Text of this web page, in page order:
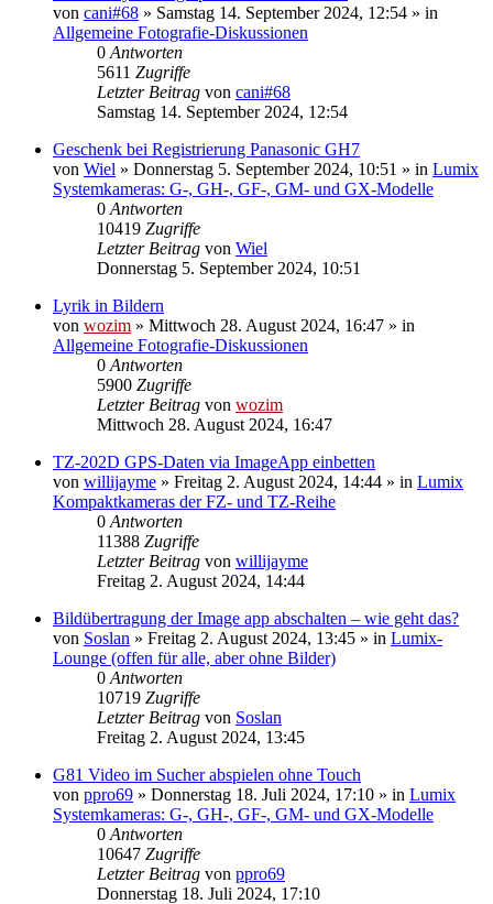
von cani#68 » Samstag 14. September 2024, 12:54 » in
Allgemeine Fotografie-Diskussionen
0 Antworten
5611 Zugriffe
Letzter Beitrag von cani#68
Samstag 14. September 2024, 12:54
Geschenk bei Registrierung Panasonic GH7
von Wiel » Donnerstag 5. September 2024, 10:51 » in Lumix
Systemkameras: G-, GH-, GF-, GM- und GX-Modelle
0 Antworten
10419 Zugriffe
Letzter Beitrag von Wiel
Donnerstag 5. September 2024, 10:51
Lyrik in Bildern
von wozim » Mittwoch 28. August 2024, 16:47 » in
Allgemeine Fotografie-Diskussionen
0 Antworten
5900 Zugriffe
Letzter Beitrag von wozim
Mittwoch 28. August 2024, 16:47
TZ-202D GPS-Daten via ImageApp einbetten
von willijayme » Freitag 2. August 2024, 14:44 » in Lumix
Kompaktkameras der FZ- und TZ-Reihe
0 Antworten
11388 Zugriffe
Letzter Beitrag von willijayme
Freitag 2. August 2024, 14:44
Bildübertragung der Image app abschalten – wie geht das?
von Soslan » Freitag 2. August 2024, 13:45 » in Lumix-
Lounge (offen für alle, aber ohne Bilder)
0 Antworten
10719 Zugriffe
Letzter Beitrag von Soslan
Freitag 2. August 2024, 13:45
G81 Video im Sucher abspielen ohne Touch
von ppro69 » Donnerstag 18. Juli 2024, 17:10 » in Lumix
Systemkameras: G-, GH-, GF-, GM- und GX-Modelle
0 Antworten
10647 Zugriffe
Letzter Beitrag von ppro69
Donnerstag 18. Juli 2024, 17:10